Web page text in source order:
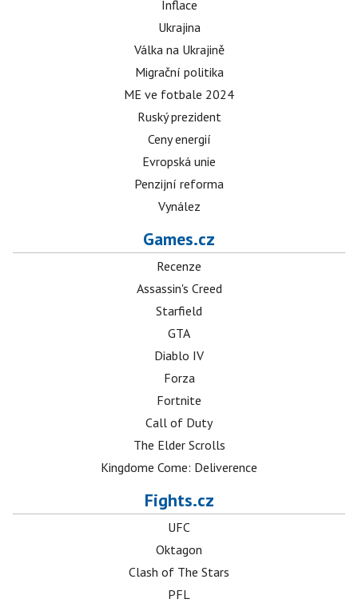
Inflace
Ukrajina
Válka na Ukrajině
Migrační politika
ME ve fotbale 2024
Ruský prezident
Ceny energií
Evropská unie
Penzijní reforma
Vynález
Games.cz
Recenze
Assassin's Creed
Starfield
GTA
Diablo IV
Forza
Fortnite
Call of Duty
The Elder Scrolls
Kingdome Come: Deliverence
Fights.cz
UFC
Oktagon
Clash of The Stars
PFL